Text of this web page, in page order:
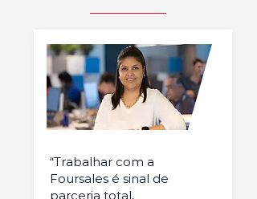
“Trabalhar com a
Foursales é sinal de
parceria total,